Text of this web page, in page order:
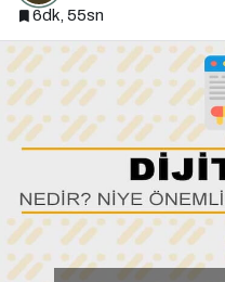
6dk, 55sn